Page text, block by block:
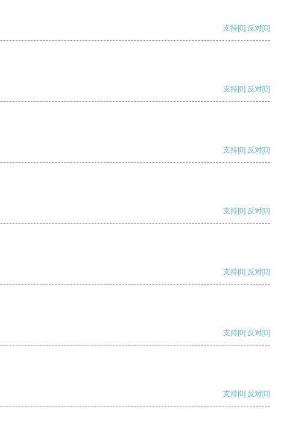
支持[0] 反对[0]
支持[0] 反对[0]
支持[0] 反对[0]
支持[0] 反对[0]
支持[0] 反对[0]
支持[0] 反对[0]
支持[0] 反对[0]